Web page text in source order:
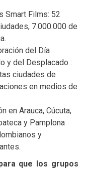
Smart Films: 52
7.000.000 de
del Día
y del Desplacado :
ciudades de
en medios de
en Arauca, Cúcuta,
y Pamplona
y
que los grupos